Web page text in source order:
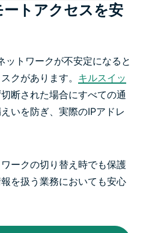
トアクセスを安
ットワークが不安定になると
クがあります。 キルスイッ
断された場合にすべての通
いを防ぎ、実際のIPアドレ
ークの切り替え時でも保護
を扱う業務においても安心